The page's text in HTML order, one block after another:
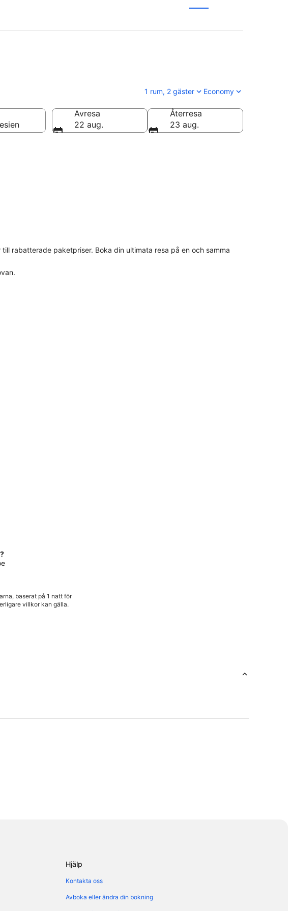
1 rum, 2 gäster Economy
Avresa
22 aug.
Återresa
23 aug.
rabatterade paketpriser. Boka din ultimata resa på en och samma
baserat på 1 natt för
villkor kan gälla.
Hjälp
Kontakta oss
Avboka eller ändra din bokning